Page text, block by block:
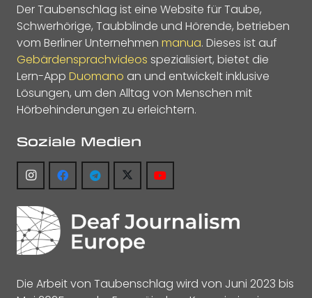
Der Taubenschlag ist eine Website für Taube,
Schwerhörige, Taubblinde und Hörende, betrieben
vom Berliner Unternehmen manua. Dieses ist auf
Gebärdensprachvideos spezialisiert, bietet die
Lern-App Duomano an und entwickelt inklusive
Lösungen, um den Alltag von Menschen mit
Hörbehinderungen zu erleichtern.
Soziale Medien
Die Arbeit von Taubenschlag wird von Juni 2023 bis